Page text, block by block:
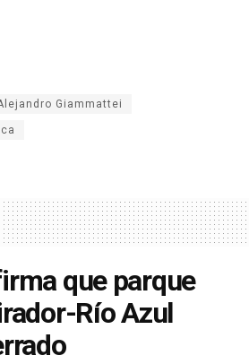
Giammattei
que parque
Río Azul